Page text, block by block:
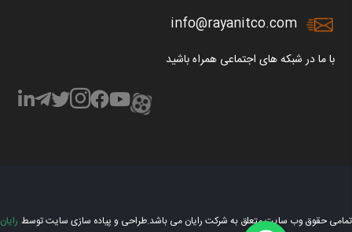
info@rayanitco.com
با ما در شبکه های اجتماعی همراه باشید
تمامی حقوق وب سایت متعلق به شرکت رایان می باشد.طراحی و پیاده سازی سایت توسط رایان